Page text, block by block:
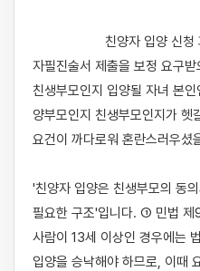
자필진술서 제출을 보정 요구
친생부모인지 입양될 자녀 본
양부모인지 친생부모인지가 헷
요건이 까다로워 혼란스러우셨
'친양자 입양은 친생부모의 동
필요한 구조'입니다. ① 민법
사람이 13세 이상인 경우에는
입양을 승낙해야 하므로, 이때